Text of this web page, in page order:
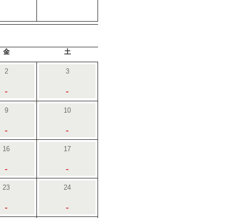
金 土
2
-
3
-
9
-
10
-
16
-
17
-
23
-
24
-